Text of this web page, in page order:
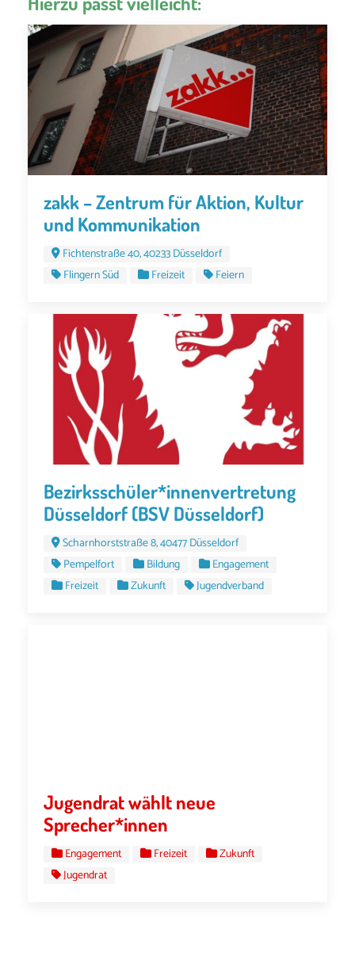
zakk – Zentrum für Aktion, Kultur
und Kommunikation
Fichtenstraße 40, 40233 Düsseldorf
Flingern Süd
Freizeit Feiern
Bezirksschüler*innenvertretung
Düsseldorf (BSV Düsseldorf)
Scharnhorststraße 8, 40477 Düsseldorf
Pempelfort
Bildung
Engagement
Freizeit
Zukunft Jugendverband
Jugendrat wählt neue
Sprecher*innen
Engagement Freizeit
Zukunft
Jugendrat